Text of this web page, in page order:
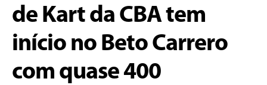
de Kart da CBA tem
início no Beto Carrero
com quase 400